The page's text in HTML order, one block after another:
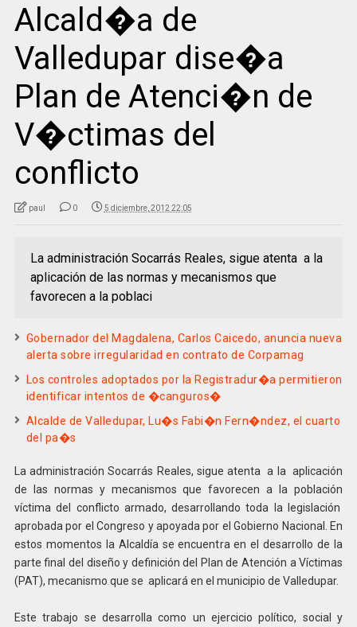
Alcald�a de
Valledupar dise�a
Plan de Atenci�n de
V�ctimas del
conflicto
paul 0 5 diciembre, 2012 22:05
La administración Socarrás Reales, sigue atenta a la
aplicación de las normas y mecanismos que
favorecen a la poblaci
Gobernador del Magdalena, Carlos Caicedo, anuncia nueva
alerta sobre irregularidad en contrato de Corpamag
Los controles adoptados por la Registradur�a permitieron
identificar intentos de �canguros�
Alcalde de Valledupar, Lu�s Fabi�n Fern�ndez, el cuarto
del pa�s
La administración Socarrás Reales, sigue atenta a la aplicación
de las normas y mecanismos que favorecen a la población
víctima del conflicto armado, desarrollando toda la legislación
aprobada por el Congreso y apoyada por el Gobierno Nacional. En
estos momentos la Alcaldía se encuentra en el desarrollo de la
parte final del diseño y definición del Plan de Atención a Víctimas
(PAT), mecanismo que se aplicará en el municipio de Valledupar.
Este trabajo se desarrolla como un ejercicio político, social y